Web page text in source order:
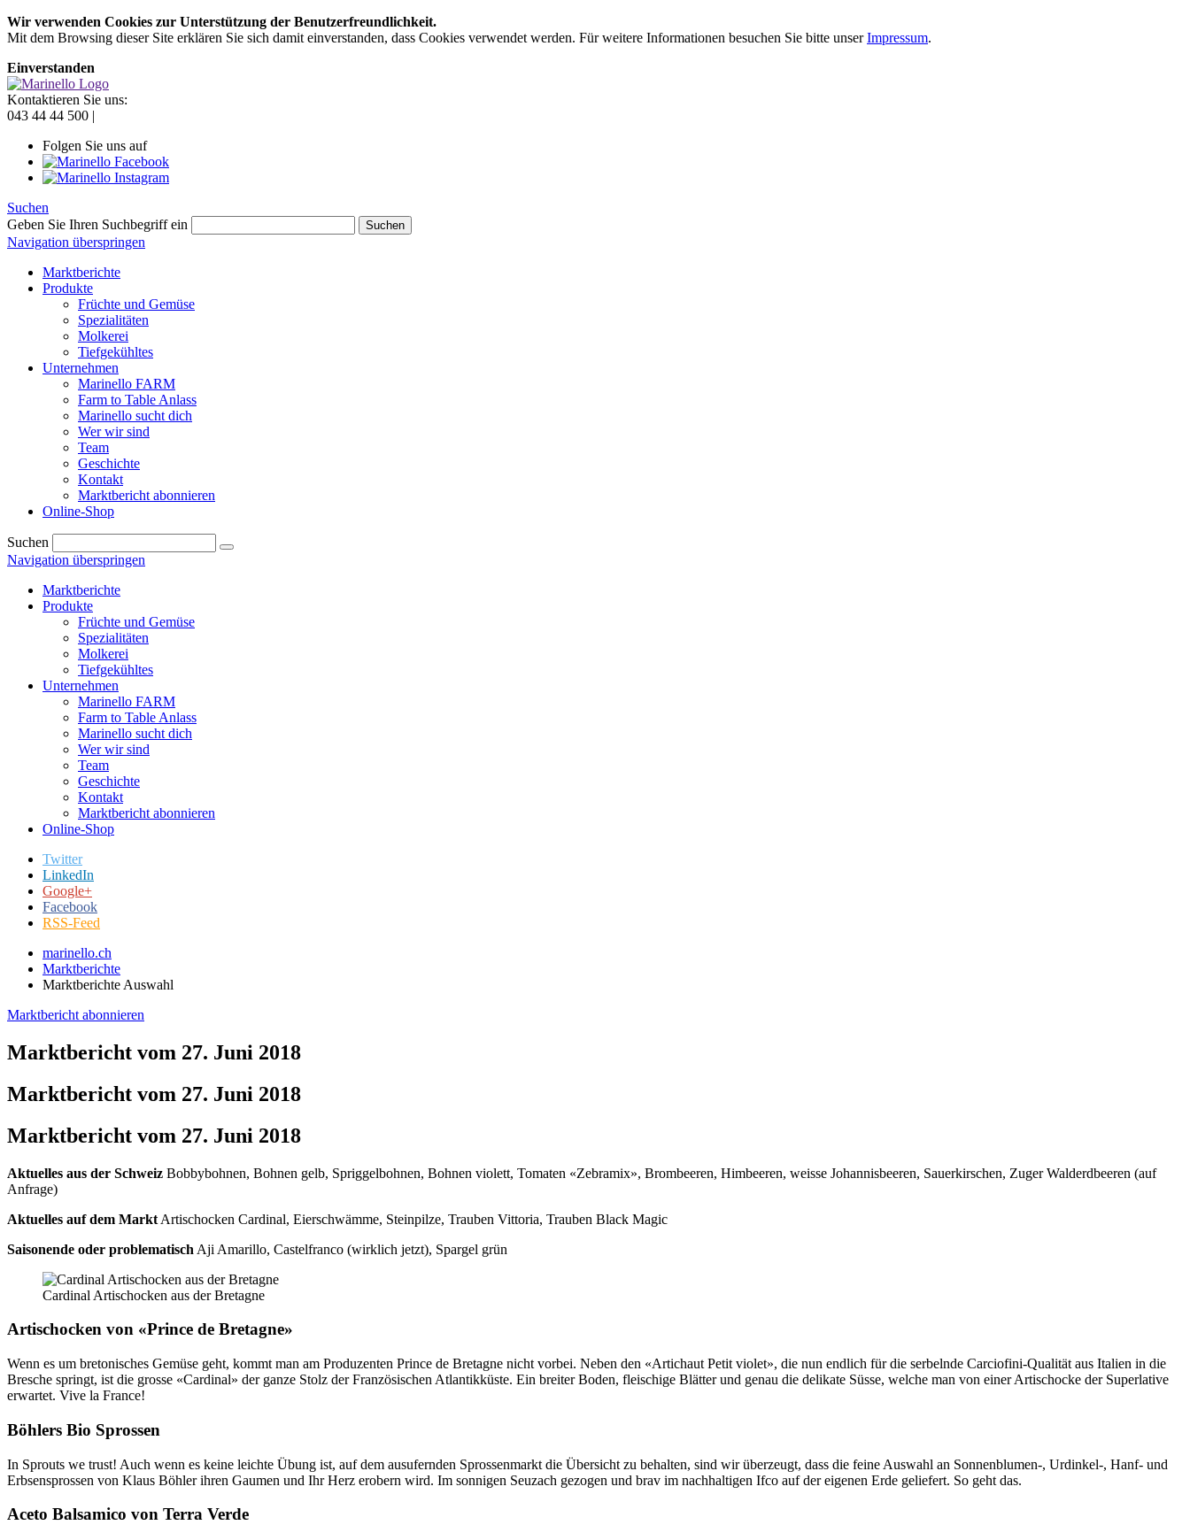
Wir verwenden Cookies zur Unterstützung der Benutzerfreundlichkeit.
Mit dem Browsing dieser Site erklären Sie sich damit einverstanden, dass Cookies verwendet werden. Für weitere Informationen besuchen Sie bitte unserImpressum.
Einverstanden
Kontaktieren Sie uns:
043 44 44 500 |
Folgen Sie uns auf
Suchen
Geben Sie Ihren Suchbegriff ein
Suchen
Navigation überspringen
Marktberichte
Produkte
Früchte und Gemüse
Spezialitäten
Molkerei
Tiefgekühltes
Unternehmen
Marinello FARM
Farm to Table Anlass
Marinello sucht dich
Wer wir sind
Team
Geschichte
Kontakt
Marktbericht abonnieren
Online-Shop
Suchen
Navigation überspringen
Marktberichte
Produkte
Früchte und Gemüse
Spezialitäten
Molkerei
Tiefgekühltes
Unternehmen
Marinello FARM
Farm to Table Anlass
Marinello sucht dich
Wer wir sind
Team
Geschichte
Kontakt
Marktbericht abonnieren
Online-Shop
Twitter
LinkedIn
Google+
Facebook
RSS-Feed
marinello.ch
Marktberichte
Marktberichte Auswahl
Marktbericht abonnieren
Marktbericht vom 27. Juni 2018
Marktbericht vom 27. Juni 2018
Marktbericht vom 27. Juni 2018
Aktuelles aus der Schweiz Bobbybohnen, Bohnen gelb, Spriggelbohnen, Bohnen violett, Tomaten «Zebramix», Brombeeren, Himbeeren, weisse Johannisbeeren, Sauerkirschen, Zuger Walderdbeeren (auf
Anfrage)
Aktuelles auf dem Markt Artischocken Cardinal, Eierschwämme, Steinpilze, Trauben Vittoria, Trauben Black Magic
Saisonende oder problematisch Aji Amarillo, Castelfranco (wirklich jetzt), Spargel grün
Cardinal Artischocken aus der Bretagne
Artischocken von «Prince de Bretagne»
Wenn es um bretonisches Gemüse geht, kommt man am Produzenten Prince de Bretagne nicht vorbei. Neben den «Artichaut Petit violet», die nun endlich für die serbelnde Carciofini-Qualität aus Italien in die
Bresche springt, ist die grosse «Cardinal» der ganze Stolz der Französischen Atlantikküste. Ein breiter Boden, fleischige Blätter und genau die delikate Süsse, welche man von einer Artischocke der Superlative
erwartet. Vive la France!
Böhlers Bio Sprossen
In Sprouts we trust! Auch wenn es keine leichte Übung ist, auf dem ausufernden Sprossenmarkt die Übersicht zu behalten, sind wir überzeugt, dass die feine Auswahl an Sonnenblumen-, Urdinkel-, Hanf- und
Erbsensprossen von Klaus Böhler ihren Gaumen und Ihr Herz erobern wird. Im sonnigen Seuzach gezogen und brav im nachhaltigen Ifco auf der eigenen Erde geliefert. So geht das.
Aceto Balsamico von Terra Verde